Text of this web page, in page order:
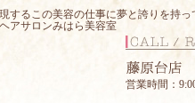
するこの美容の仕事に夢と誇りを持
アサロンみはら美容室
営業時間：